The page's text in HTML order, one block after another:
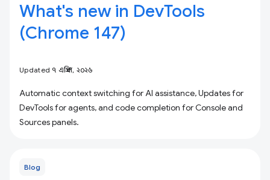
What's new in DevTools
(Chrome 147)
Updated ৭ এপ্রিল, ২০২৬
Automatic context switching for AI assistance, Updates for
DevTools for agents, and code completion for Console and
Sources panels.
Blog